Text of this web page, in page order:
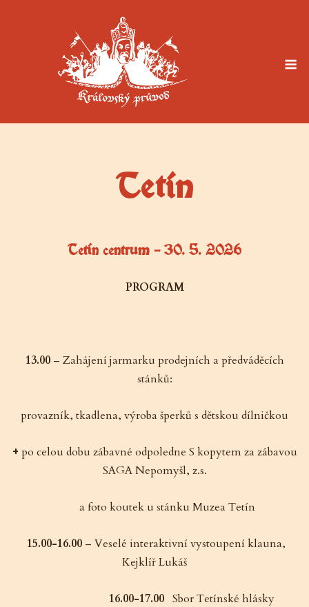
Tetín
Tetín centrum – 30. 5. 2026
PROGRAM
13.00– Zahájení jarmarku prodejních a předváděcích
stánků:
provazník, tkadlena, výroba šperků s dětskou dílničkou
+ po celou dobu zábavné odpoledne S kopytem za zábavou
SAGA Nepomyšl, z.s.
a foto koutek u stánku Muzea Tetín
15.00-16.00– Veselé interaktivní vystoupení klauna,
Kejklíř Lukáš
16.00-17.00 Sbor Tetínské hlásky